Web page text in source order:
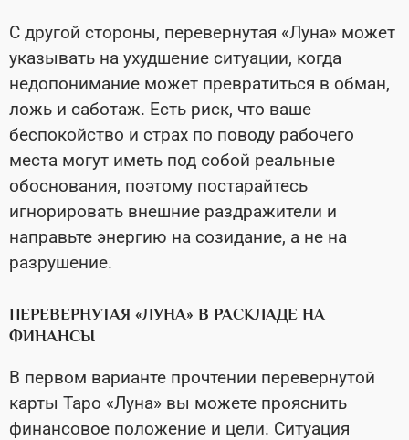
С другой стороны, перевернутая «Луна» может
указывать на ухудшение ситуации, когда
недопонимание может превратиться в обман,
ложь и саботаж. Есть риск, что ваше
беспокойство и страх по поводу рабочего
места могут иметь под собой реальные
обоснования, поэтому постарайтесь
игнорировать внешние раздражители и
направьте энергию на созидание, а не на
разрушение.
ПЕРЕВЕРНУТАЯ «ЛУНА» В РАСКЛАДЕ НА
ФИНАНСЫ
В первом варианте прочтении перевернутой
карты Таро «Луна» вы можете прояснить
финансовое положение и цели. Ситуация